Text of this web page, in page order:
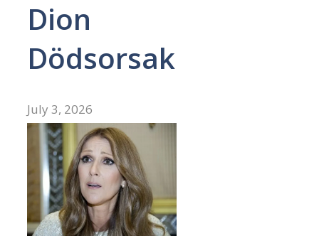
Dion
Dödsorsak
July 3, 2026